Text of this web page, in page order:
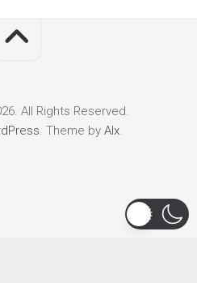
All Rights Reserved.
. Theme by Alx.